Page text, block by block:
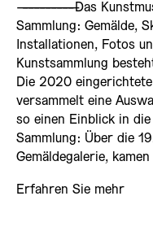
——————————Das
Sammlung: Gemälde,
Installationen, Fotos
Kunstsammlung
Die 2020
versammelt eine
so einen Einblick in
Sammlung: Über die
Gemäldegalerie,
Erfahren Sie mehr